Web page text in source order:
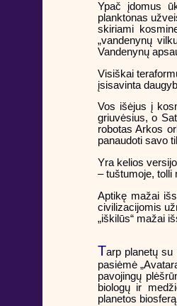
Ypač įdomus
planktonas
skiriami
„vandenynų
Vandenynų
Visiškai
įsisavinta
Vos išėjus į
griuvėsius, o
robotas Arkos
panaudoti savo
Yra kelios
– tuštumoje, tolli
Aptikę mažai
civilizacijomis
„iškilūs“ mažai
Tarp planetų su
pasiėmė
pavojingų
biologų ir
planetos